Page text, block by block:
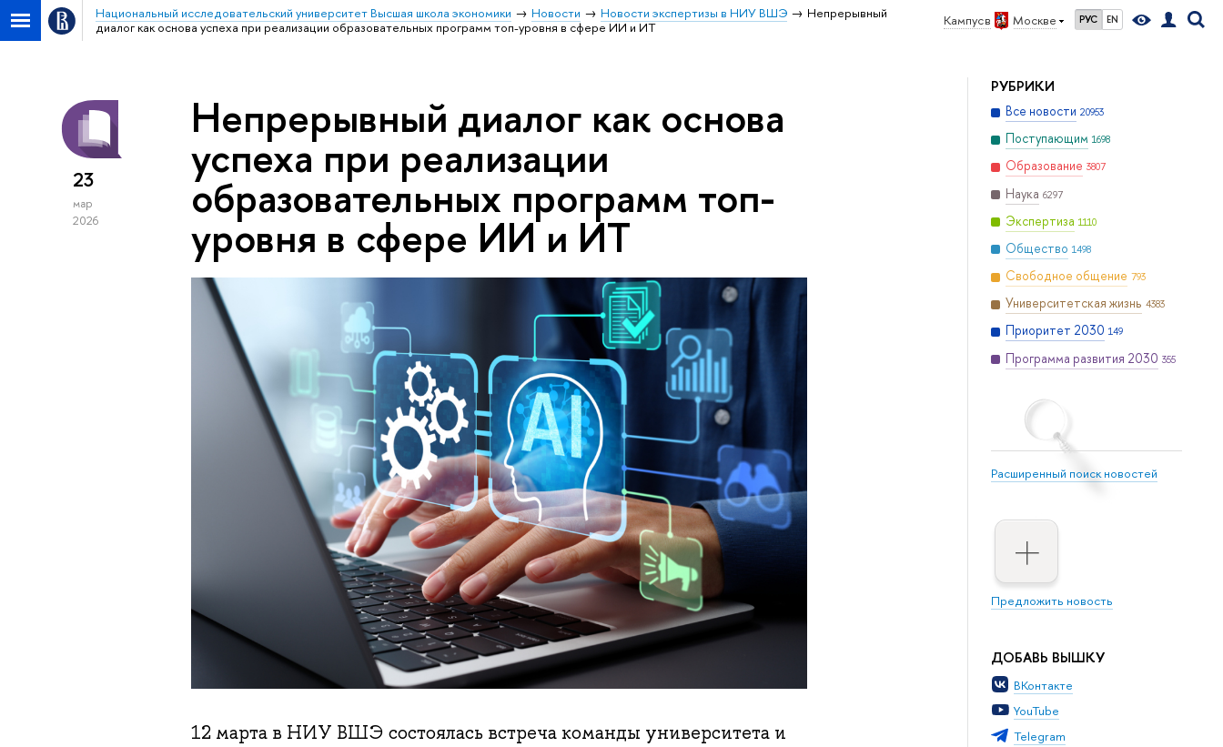
Кампус в Москве РУС EN
Национальный исследовательский университет Высшая школа экономики Новости Новости экспертизы в НИУ ВШЭ
Непрерывный
диалог как основа успеха при реализации образовательных программ топ-уровня в сфере ИИ и ИТ
РУБРИКИ
Все новости 20953
Поступающим 1698
Образование 3807
Наука 6297
Экспертиза 1110
Общество 1498
Свободное общение 793
Университетская жизнь 4383
Приоритет 2030 149
Программа развития 2030 355
Расширенный поиск новостей
Предложить новость
ДОБАВЬ ВЫШКУ
ВКонтакте
YouTube
Telegram
23
мар
2026
Непрерывный диалог как основа
успеха при реализации
образовательных программ топ-
уровня в сфере ИИ и ИТ
12 марта в НИУ ВШЭ состоялась встреча команды университета и